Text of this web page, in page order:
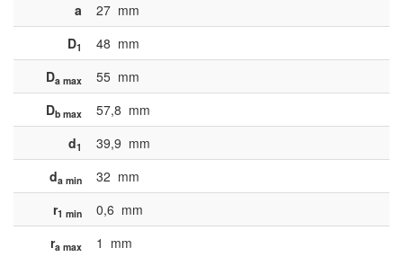
a 27 mm
D1 48 mm
Da max 55 mm
Db max 57,8 mm
d1 39,9 mm
da min 32 mm
r1 min 0,6 mm
ra max 1 mm